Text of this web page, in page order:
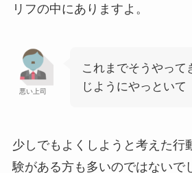
リフの中にありますよ。
悪い上司
これまでそうやって
じようにやっといて
少しでもよくしようと考えた行
験がある方も多いのではないで